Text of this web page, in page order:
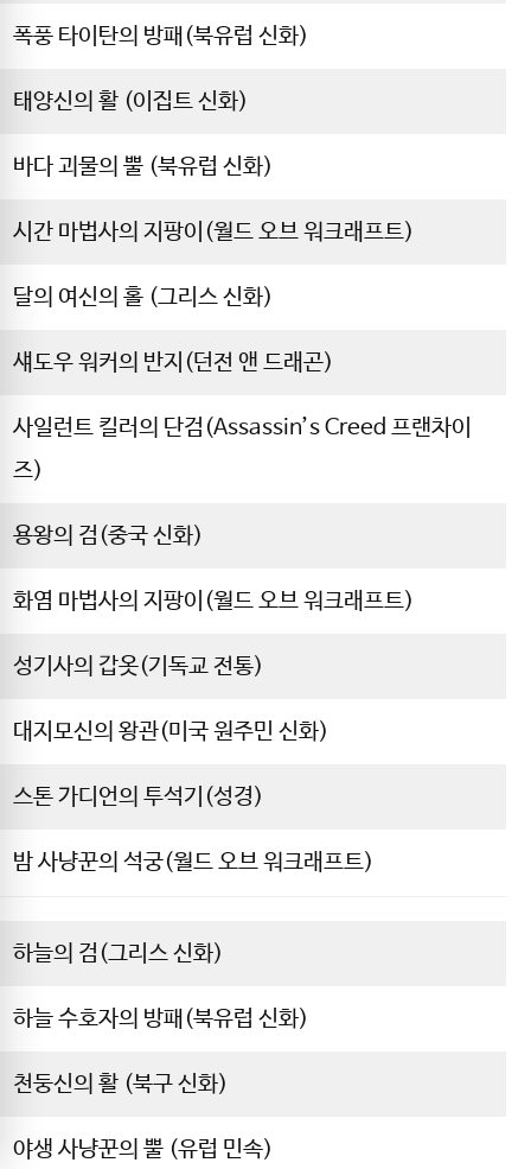
폭풍 타이탄의 방패(북유럽 신화)
태양신의 활 (이집트 신화)
바다 괴물의 뿔 (북유럽 신화)
시간 마법사의 지팡이(월드 오브 워크래프트)
달의 여신의 홀 (그리스 신화)
섀도우 워커의 반지(던전 앤 드래곤)
사일런트 킬러의 단검(Assassin’s Creed 프랜차이
즈)
용왕의 검(중국 신화)
화염 마법사의 지팡이(월드 오브 워크래프트)
성기사의 갑옷(기독교 전통)
대지모신의 왕관(미국 원주민 신화)
스톤 가디언의 투석기(성경)
밤 사냥꾼의 석궁(월드 오브 워크래프트)
하늘의 검(그리스 신화)
하늘 수호자의 방패(북유럽 신화)
천둥신의 활 (북구 신화)
야생 사냥꾼의 뿔 (유럽 민속)